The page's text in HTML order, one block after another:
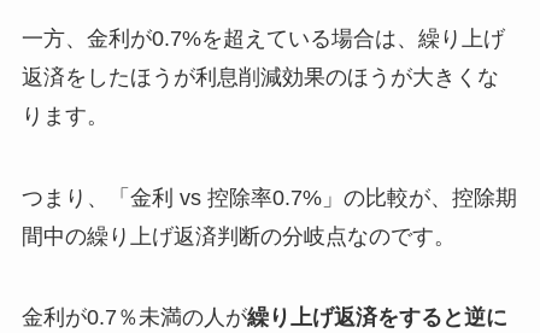
一方、金利が0.7%を超えている場合は、繰り上げ
返済をしたほうが利息削減効果のほうが大きくな
ります。
つまり、「金利 vs 控除率0.7%」の比較が、控除期
間中の繰り上げ返済判断の分岐点なのです。
金利が0.7％未満の人が繰り上げ返済をすると逆に